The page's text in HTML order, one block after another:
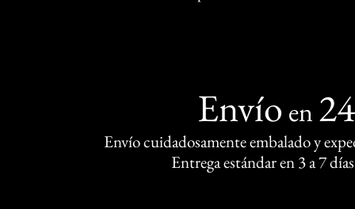
Envío en
Envío cuidadosamente embalado y
Entrega estándar en 3 a 7